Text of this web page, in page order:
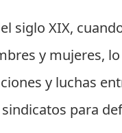
siglo XIX,
y mujeres,
y luchas
para